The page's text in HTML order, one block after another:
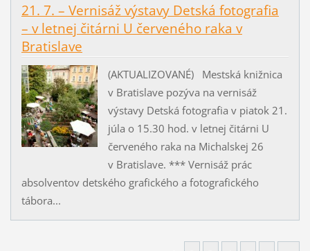
21. 7. – Vernisáž výstavy Detská fotografia
– v letnej čitárni U červeného raka v
Bratislave
(AKTUALIZOVANÉ) Mestská knižnica
v Bratislave pozýva na vernisáž
výstavy Detská fotografia v piatok 21.
júla o 15.30 hod. v letnej čitárni U
červeného raka na Michalskej 26
v Bratislave. *** Vernisáž prác
absolventov detského grafického a fotografického
tábora...